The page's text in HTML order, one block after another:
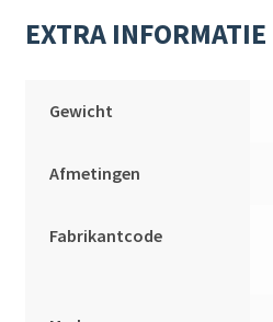
EXTRA INFORMATIE
Gewicht
Afmetingen
Fabrikantcode